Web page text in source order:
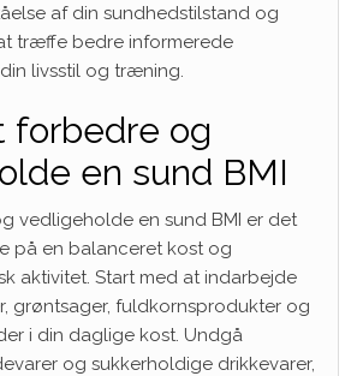
af din sundhedstilstand og
træffe bedre informerede
livsstil og træning.
forbedre og
en sund BMI
vedligeholde en sund BMI er det
på en balanceret kost og
aktivitet. Start med at indarbejde
grøntsager, fuldkornsprodukter og
i din daglige kost. Undgå
og sukkerholdige drikkevarer,